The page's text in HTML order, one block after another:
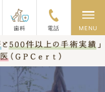
歯科 電話
メ
MENU